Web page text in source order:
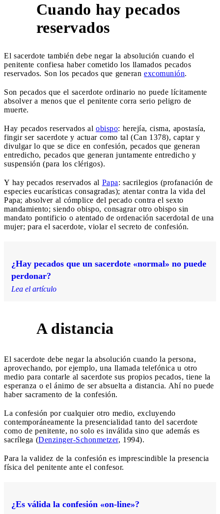
Cuando hay pecados
reservados
El sacerdote también debe negar la absolución cuando el
penitente confiesa haber cometido los llamados pecados
reservados. Son los pecados que generan excomunión.
Son pecados que el sacerdote ordinario no puede lícitamente
absolver a menos que el penitente corra serio peligro de
muerte.
Hay pecados reservados al obispo: herejía, cisma, apostasía,
fingir ser sacerdote y actuar como tal (Can 1378), captar y
divulgar lo que se dice en confesión, pecados que generan
entredicho, pecados que generan juntamente entredicho y
suspensión (para los clérigos).
Y hay pecados reservados al Papa: sacrilegios (profanación de
especies eucarísticas consagradas); atentar contra la vida del
Papa; absolver al cómplice del pecado contra el sexto
mandamiento; siendo obispo, consagrar otro obispo sin
mandato pontificio o atentado de ordenación sacerdotal de una
mujer; para el sacerdote, violar el secreto de confesión.
¿Hay pecados que un sacerdote «normal» no puede
perdonar?
Lea el artículo
A distancia
El sacerdote debe negar la absolución cuando la persona,
aprovechando, por ejemplo, una llamada telefónica u otro
medio para contarle al sacerdote sus propios pecados, tiene la
esperanza o el ánimo de ser absuelta a distancia. Ahí no puede
haber sacramento de la confesión.
La confesión por cualquier otro medio, excluyendo
contemporáneamente la presencialidad tanto del sacerdote
como de penitente, no solo es inválida sino que además es
sacrílega (Denzinger-Schonmetzer, 1994).
Para la validez de la confesión es imprescindible la presencia
física del penitente ante el confesor.
¿Es válida la confesión «on-line»?